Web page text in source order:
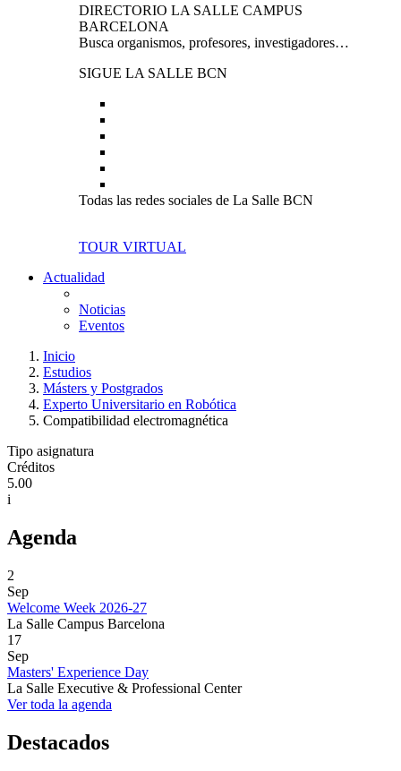
DIRECTORIO LA SALLE CAMPUS
BARCELONA
Busca organismos, profesores, investigadores…
SIGUE LA SALLE BCN
Todas las redes sociales de La Salle BCN
TOUR VIRTUAL
Actualidad
Noticias
Eventos
Inicio
Estudios
Másters y Postgrados
Experto Universitario en Robótica
Compatibilidad electromagnética
Tipo asignatura
Créditos
5.00
i
Agenda
2
Sep
Welcome Week 2026-27
La Salle Campus Barcelona
17
Sep
Masters' Experience Day
La Salle Executive & Professional Center
Ver toda la agenda
Destacados